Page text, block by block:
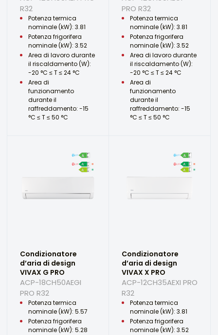
R32
Potenza termica
nominale (kW): 3.81
Potenza frigorifera
nominale (kW): 3.52
Area di lavoro durante
il riscaldamento (W):
-20 °C ≤ T ≤ 24 °C
Area di
funzionamento
durante il
raffreddamento: -15
°C ≤ T ≤ 50 °C
PRO R32
Potenza termica
nominale (kW): 3.81
Potenza frigorifera
nominale (kW): 3.52
Area di lavoro durante
il riscaldamento (W):
-20 °C ≤ T ≤ 24 °C
Area di
funzionamento
durante il
raffreddamento: -15
°C ≤ T ≤ 50 °C
Condizionatore
d’aria di design
VIVAX G PRO
ACP-18CH50AEGI
PRO R32
Potenza termica
nominale (kW): 5.57
Potenza frigorifera
nominale (kW): 5.28
Condizionatore
d’aria di design
VIVAX X PRO
ACP-12CH35AEXI PRO
R32
Potenza termica
nominale (kW): 3.81
Potenza frigorifera
nominale (kW): 3.52